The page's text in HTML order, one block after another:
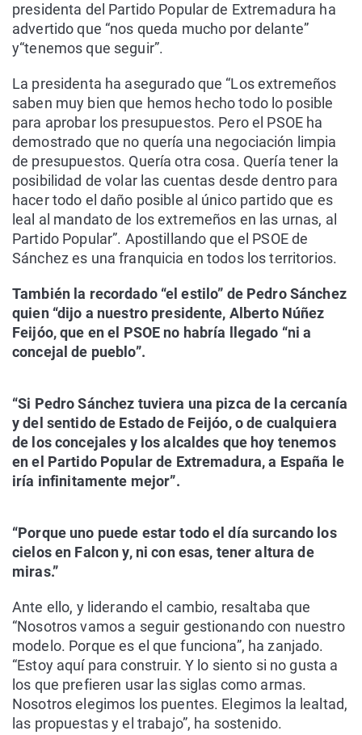
presidenta del Partido Popular de Extremadura ha
advertido que “nos queda mucho por delante”
y“tenemos que seguir”.
La presidenta ha asegurado que “Los extremeños
saben muy bien que hemos hecho todo lo posible
para aprobar los presupuestos. Pero el PSOE ha
demostrado que no quería una negociación limpia
de presupuestos. Quería otra cosa. Quería tener la
posibilidad de volar las cuentas desde dentro para
hacer todo el daño posible al único partido que es
leal al mandato de los extremeños en las urnas, al
Partido Popular”. Apostillando que el PSOE de
Sánchez es una franquicia en todos los territorios.
También la recordado “el estilo” de Pedro Sánchez
quien “dijo a nuestro presidente, Alberto Núñez
Feijóo, que en el PSOE no habría llegado “ni a
concejal de pueblo”.
“Si Pedro Sánchez tuviera una pizca de la cercanía
y del sentido de Estado de Feijóo, o de cualquiera
de los concejales y los alcaldes que hoy tenemos
en el Partido Popular de Extremadura, a España le
iría infinitamente mejor”.
“Porque uno puede estar todo el día surcando los
cielos en Falcon y, ni con esas, tener altura de
miras.”
Ante ello, y liderando el cambio, resaltaba que
“Nosotros vamos a seguir gestionando con nuestro
modelo. Porque es el que funciona”, ha zanjado.
“Estoy aquí para construir. Y lo siento si no gusta a
los que prefieren usar las siglas como armas.
Nosotros elegimos los puentes. Elegimos la lealtad,
las propuestas y el trabajo”, ha sostenido.